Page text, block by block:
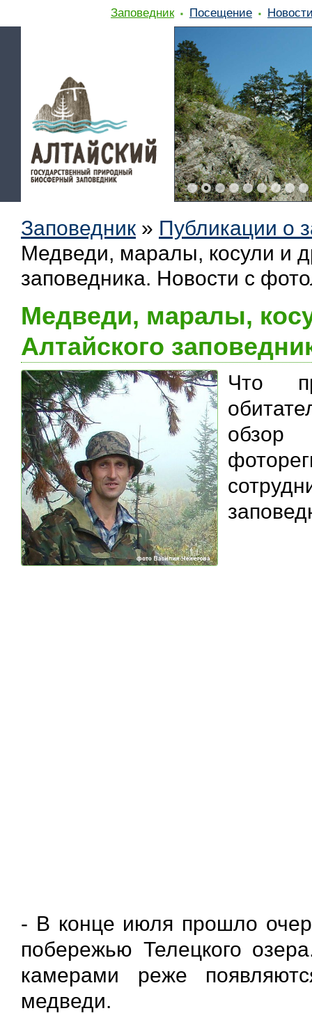
Заповедник Посещение
Заповедник » Публикации о
Медведи, маралы, косули и
заповедника. Новости с
Медведи, маралы,
Алтайского
Что
- В конце июля прошло
побережью Телецкого
камерами реже
медведи.